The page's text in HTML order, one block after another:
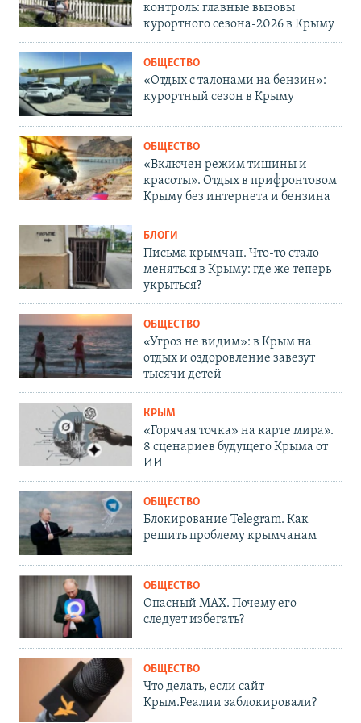
контроль: главные вызовы
курортного сезона-2026 в Крыму
ОБЩЕСТВО
«Отдых с талонами на бензин»:
курортный сезон в Крыму
ОБЩЕСТВО
«Включен режим тишины и
красоты». Отдых в прифронтовом
Крыму без интернета и бензина
БЛОГИ
Письма крымчан. Что-то стало
меняться в Крыму: где же теперь
укрыться?
ОБЩЕСТВО
«Угроз не видим»: в Крым на
отдых и оздоровление завезут
тысячи детей
КРЫМ
«Горячая точка» на карте мира».
8 сценариев будущего Крыма от
ИИ
ОБЩЕСТВО
Блокирование Telegram. Как
решить проблему крымчанам
ОБЩЕСТВО
Опасный MAX. Почему его
следует избегать?
ОБЩЕСТВО
Что делать, если сайт
Крым.Реалии заблокировали?